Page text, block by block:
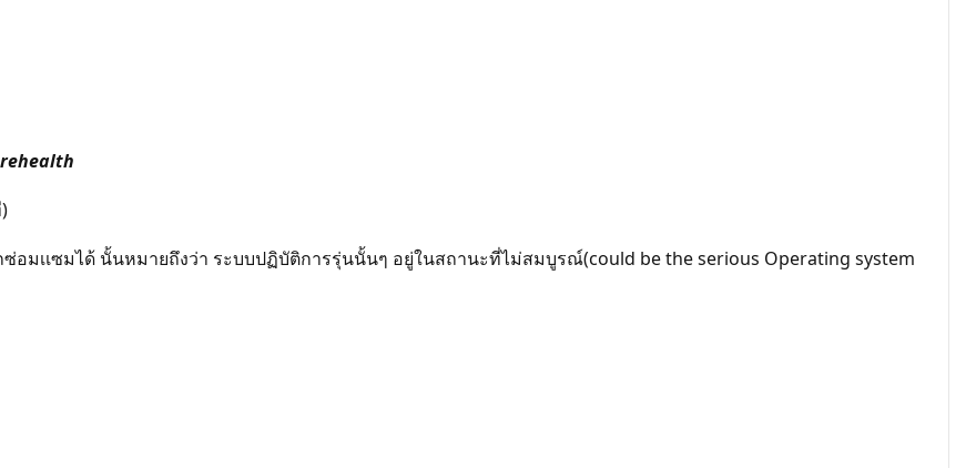
ซ่อมเเซมได้ นั้นหมายถึงว่า ระบบปฏิบัติการรุ่นนั้นๆ อยู่ในสถานะที่ไม่สมบูรณ์(could be the serious Operating system